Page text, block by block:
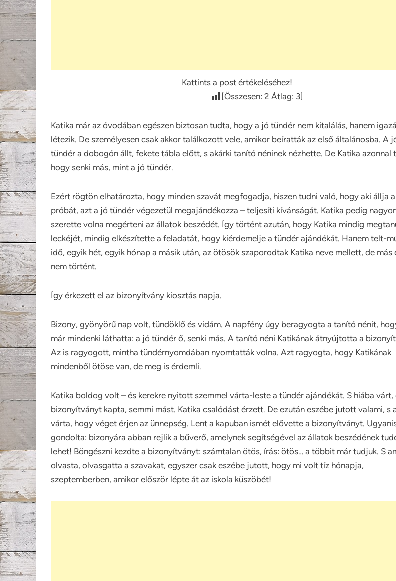
Kattints a post értékeléséhez!
[Összesen: 2 Átlag: 3]
Katika már az óvodában egészen biztosan tudta, hogy a jó tündér nem kitalálás, hanem
létezik. De személyesen csak akkor találkozott vele, amikor beíratták az első általánosba. A
tündér a dobogón állt, fekete tábla előtt, s akárki tanító néninek nézhette. De Katika azonnal
hogy senki más, mint a jó tündér.
Ezért rögtön elhatározta, hogy minden szavát megfogadja, hiszen tudni való, hogy aki állja a
próbát, azt a jó tündér végezetül megajándékozza – teljesíti kívánságát. Katika pedig
szerette volna megérteni az állatok beszédét. Így történt azután, hogy Katika mindig
leckéjét, mindig elkészítette a feladatát, hogy kiérdemelje a tündér ajándékát. Hanem telt-
idő, egyik hét, egyik hónap a másik után, az ötösök szaporodtak Katika neve mellett, de más
nem történt.
Így érkezett el az bizonyítvány kiosztás napja.
Bizony, gyönyörű nap volt, tündöklő és vidám. A napfény úgy beragyogta a tanító nénit,
már mindenki láthatta: a jó tündér ő, senki más. A tanító néni Katikának átnyújtotta a
Az is ragyogott, mintha tündérnyomdában nyomtatták volna. Azt ragyogta, hogy Katikának
mindenből ötöse van, de meg is érdemli.
Katika boldog volt – és kerekre nyitott szemmel várta-leste a tündér ajándékát. S hiába várt,
bizonyítványt kapta, semmi mást. Katika csalódást érzett. De ezután eszébe jutott valami, s
várta, hogy véget érjen az ünnepség. Lent a kapuban ismét elővette a bizonyítványt.
gondolta: bizonyára abban rejlik a bűverő, amelynek segítségével az állatok beszédének
lehet! Böngészni kezdte a bizonyítványt: számtalan ötös, írás: ötös… a többit már tudjuk. S
olvasta, olvasgatta a szavakat, egyszer csak eszébe jutott, hogy mi volt tíz hónapja,
szeptemberben, amikor először lépte át az iskola küszöbét!